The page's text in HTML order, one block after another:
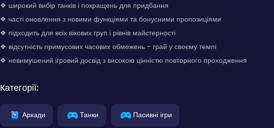
❖ широкий вибір танків і покращень для придбання
❖ часті оновлення з новими функціями та бонусними пропозиціями
❖ підходить для всіх вікових груп і рівнів майстерності
❖ відсутність примусових часових обмежень - грай у своєму темпі
❖ невимушений ігровий досвід з високою цінністю повторного проходження
Категорії:
Аркади Танки Пасивні ігри